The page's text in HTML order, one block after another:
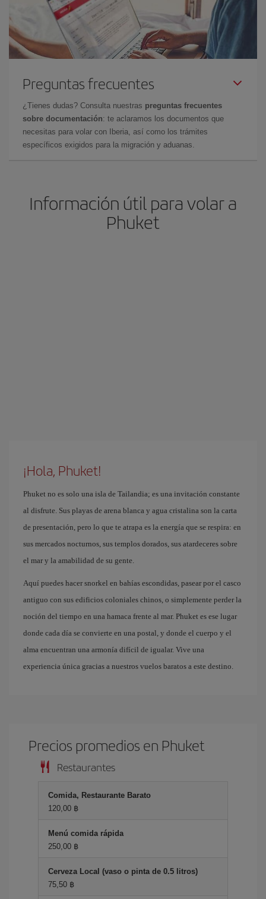
Preguntas frecuentes
¿Tienes dudas? Consulta nuestras preguntas frecuentes
sobre documentación: te aclaramos los documentos que
necesitas para volar con Iberia, así como los trámites
específicos exigidos para la migración y aduanas.
Información útil para volar a
Phuket
¡Hola, Phuket!
Phuket no es solo una isla de Tailandia; es una invitación constante
al disfrute. Sus playas de arena blanca y agua cristalina son la carta
de presentación, pero lo que te atrapa es la energía que se respira: en
sus mercados nocturnos, sus templos dorados, sus atardeceres sobre
el mar y la amabilidad de su gente.
Aquí puedes hacer snorkel en bahías escondidas, pasear por el casco
antiguo con sus edificios coloniales chinos, o simplemente perder la
noción del tiempo en una hamaca frente al mar. Phuket es ese lugar
donde cada día se convierte en una postal, y donde el cuerpo y el
alma encuentran una armonía difícil de igualar. Vive una
experiencia única gracias a nuestros vuelos baratos a este destino.
Precios promedios en Phuket
Restaurantes
Comida, Restaurante Barato
120,00 ฿
Menú comida rápida
250,00 ฿
Cerveza Local (vaso o pinta de 0.5 litros)
75,50 ฿